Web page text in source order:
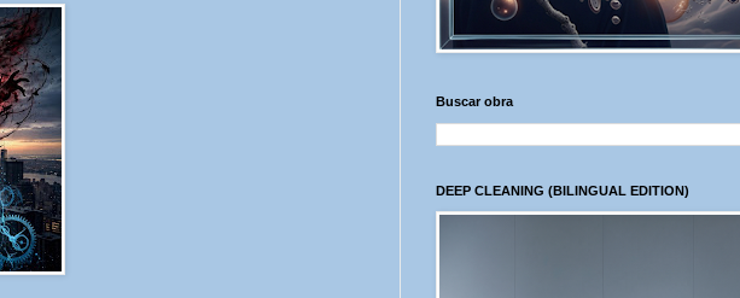
Buscar obra
DEEP CLEANING (BILINGUAL EDITION)